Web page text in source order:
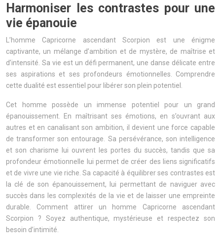
Harmoniser les contrastes pour une
vie épanouie
L’homme Capricorne ascendant Scorpion est une énigme
captivante, un mélange d’ambition et de mystère, de maîtrise et
d’intensité. Sa vie est un défi permanent, une danse délicate entre
ses aspirations et ses profondeurs émotionnelles. Comprendre
cette dualité est essentiel pour libérer son plein potentiel.
Cet homme possède un immense potentiel pour un grand
épanouissement. En maîtrisant ses émotions, en s’ouvrant aux
autres et en canalisant son ambition, il devient une force capable
de transformer son entourage. Sa persévérance, son intelligence
et son charisme lui ouvrent les portes du succès, tandis que sa
profondeur émotionnelle lui permet de créer des liens significatifs
et de vivre une vie riche. Sa capacité à équilibrer ses contrastes est
la clé de son épanouissement, lui permettant de naviguer avec
succès dans les complexités de la vie et de laisser une empreinte
durable. Comment attirer un homme Capricorne ascendant
Scorpion ? Soyez authentique, mystérieuse et respectez son
besoin d’intimité.